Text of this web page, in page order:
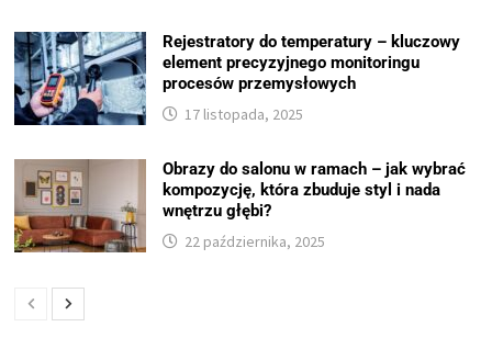
Rejestratory do temperatury – kluczowy
element precyzyjnego monitoringu
procesów przemysłowych
17 listopada, 2025
Obrazy do salonu w ramach – jak wybrać
kompozycję, która zbuduje styl i nada
wnętrzu głębi?
22 października, 2025